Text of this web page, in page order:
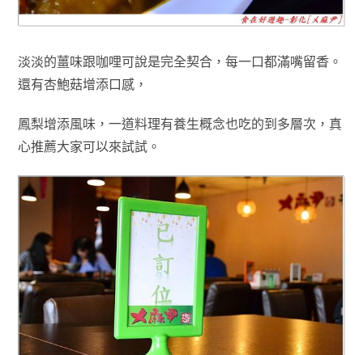
淡淡的薑味跟咖哩可說是完全契合，每一口都滿嘴留香 。
還有杏鮑菇增添口感，
鳳梨增添風味，一道料理有養生概念也吃的到多層次 ，真
心推薦大家可以來試試。